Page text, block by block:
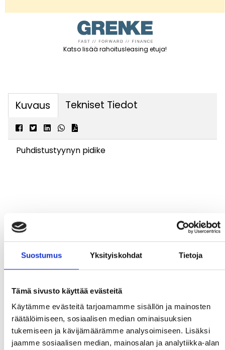
Suostumus Yksityiskohdat Tietoja
Tämä sivusto käyttää evästeitä
Käytämme evästeitä tarjoamamme sisällön ja mainosten
räätälöimiseen, sosiaalisen median ominaisuuksien
tukemiseen ja kävijämäärämme analysoimiseen. Lisäksi
jaamme sosiaalisen median, mainosalan ja analytiikka-alan
Katso lisää rahoitusleasing etuja!
Kuvaus Tekniset Tiedot
Puhdistustyynyn pidike